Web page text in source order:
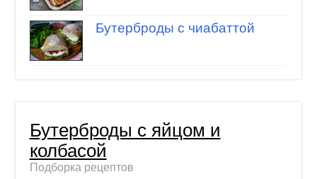
Бутерброды с чиабаттой
Бутерброды с яйцом и
колбасой
Подборка рецептов